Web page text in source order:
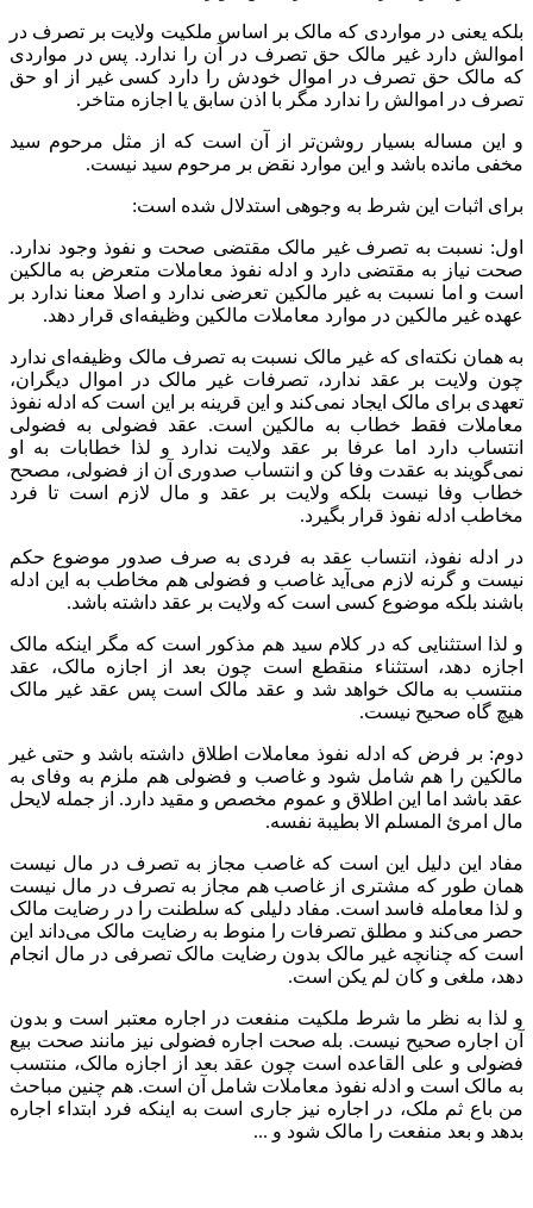
بلکه یعنی در مواردی که مالک بر اساس ملکیت ولایت بر تصرف در
اموالش دارد غیر مالک حق تصرف در آن را ندارد. پس در مواردی
که مالک حق تصرف در اموال خودش را دارد کسی غیر از او حق
تصرف در اموالش را ندارد مگر با اذن سابق یا اجازه متاخر.
و این مساله بسیار روشن‌تر از آن است که از مثل مرحوم سید
مخفی مانده باشد و این موارد نقض بر مرحوم سید نیست.
برای اثبات این شرط به وجوهی استدلال شده است:
اول: نسبت به تصرف غیر مالک مقتضی صحت و نفوذ وجود ندارد.
صحت نیاز به مقتضی دارد و ادله نفوذ معاملات متعرض به مالکین
است و اما نسبت به غیر مالکین تعرضی ندارد و اصلا معنا ندارد بر
عهده غیر مالکین در موارد معاملات مالکین وظیفه‌ای قرار دهد.
به همان نکته‌ای که غیر مالک نسبت به تصرف مالک وظیفه‌ای ندارد
چون ولایت بر عقد ندارد، تصرفات غیر مالک در اموال دیگران،
تعهدی برای مالک ایجاد نمی‌کند و این قرینه بر این است که ادله نفوذ
معاملات فقط خطاب به مالکین است. عقد فضولی به فضولی
انتساب دارد اما عرفا بر عقد ولایت ندارد و لذا خطابات به او
نمی‌گویند به عقدت وفا کن و انتساب صدوری آن از فضولی، مصحح
خطاب وفا نیست بلکه ولایت بر عقد و مال لازم است تا فرد
مخاطب ادله نفوذ قرار بگیرد.
در ادله نفوذ، انتساب عقد به فردی به صرف صدور موضوع حکم
نیست و گرنه لازم می‌آید غاصب و فضولی هم مخاطب به این ادله
باشند بلکه موضوع کسی است که ولایت بر عقد داشته باشد.
و لذا استثنایی که در کلام سید هم مذکور است که مگر اینکه مالک
اجازه دهد، استثناء منقطع است چون بعد از اجازه مالک، عقد
منتسب به مالک خواهد شد و عقد مالک است پس عقد غیر مالک
هیچ گاه صحیح نیست.
دوم: بر فرض که ادله نفوذ معاملات اطلاق داشته باشد و حتی غیر
مالکین را هم شامل شود و غاصب و فضولی هم ملزم به وفای به
عقد باشد اما این اطلاق و عموم مخصص و مقید دارد. از جمله لایحل
مال امرئ المسلم الا بطیبة‌ نفسه.
مفاد این دلیل این است که غاصب مجاز به تصرف در مال نیست
همان طور که مشتری از غاصب هم مجاز به تصرف در مال نیست
و لذا معامله فاسد است. مفاد دلیلی که سلطنت را در رضایت مالک
حصر می‌کند و مطلق تصرفات را منوط به رضایت مالک می‌داند این
است که چنانچه غیر مالک بدون رضایت مالک تصرفی در مال انجام
دهد، ملغی و کان لم یکن است.
و لذا به نظر ما شرط ملکیت منفعت در اجاره معتبر است و بدون
آن اجاره صحیح نیست. بله صحت اجاره فضولی نیز مانند صحت بیع
فضولی و علی القاعده است چون عقد بعد از اجازه مالک، منتسب
به مالک است و ادله نفوذ معاملات شامل آن است. هم چنین مباحث
من باع ثم ملک، در اجاره نیز جاری است به اینکه فرد ابتداء اجاره
بدهد و بعد منفعت را مالک شود و ...